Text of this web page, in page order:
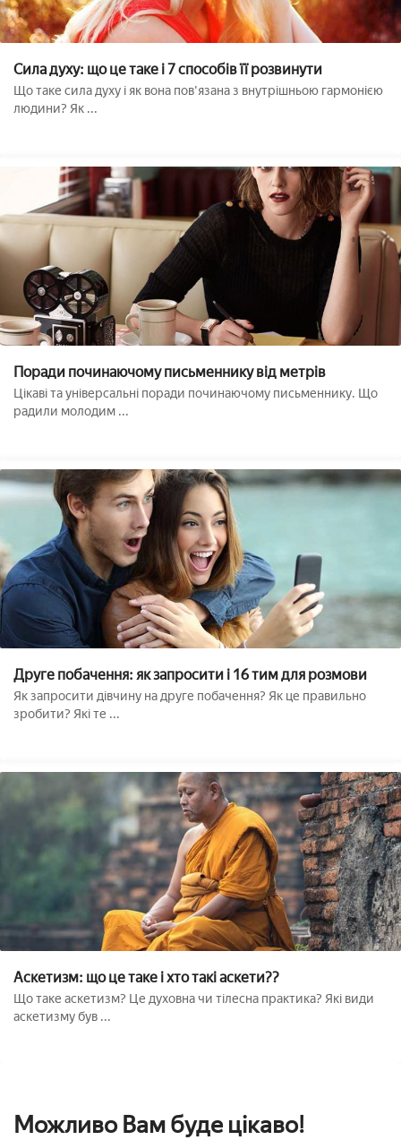
Сила духу: що це таке і 7 способів її розвинути
Що таке сила духу і як вона пов'язана з внутрішньою гармонією
людини? Як ...
Поради починаючому письменнику від метрів
Цікаві та універсальні поради починаючому письменнику. Що
радили молодим ...
Друге побачення: як запросити і 16 тим для розмови
Як запросити дівчину на друге побачення? Як це правильно
зробити? Які те ...
Аскетизм: що це таке і хто такі аскети??
Що таке аскетизм? Це духовна чи тілесна практика? Які види
аскетизму був ...
Можливо Вам буде цікаво!